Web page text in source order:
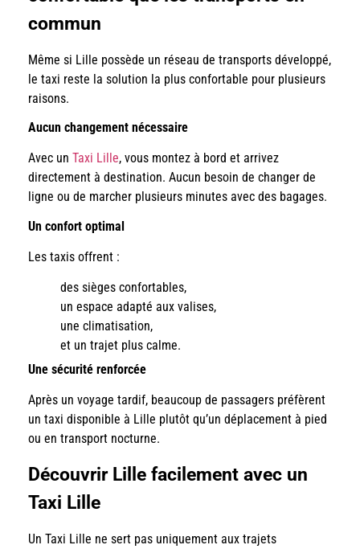
commun
Même si Lille possède un réseau de transports développé,
le taxi reste la solution la plus confortable pour plusieurs
raisons.
Aucun changement nécessaire
Avec un Taxi Lille, vous montez à bord et arrivez
directement à destination. Aucun besoin de changer de
ligne ou de marcher plusieurs minutes avec des bagages.
Un confort optimal
Les taxis offrent :
des sièges confortables,
un espace adapté aux valises,
une climatisation,
et un trajet plus calme.
Une sécurité renforcée
Après un voyage tardif, beaucoup de passagers préfèrent
un taxi disponible à Lille plutôt qu’un déplacement à pied
ou en transport nocturne.
Découvrir Lille facilement avec un
Taxi Lille
Un Taxi Lille ne sert pas uniquement aux trajets